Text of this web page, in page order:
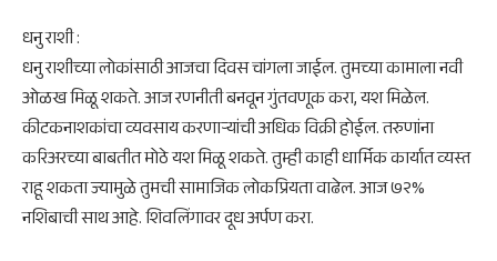
​धनु राशी :
धनु राशीच्या लोकांसाठी आजचा दिवस चांगला जाईल. तुमच्या कामाला नवी
ओळख मिळू शकते. आज रणनीती बनवून गुंतवणूक करा, यश मिळेल.
कीटकनाशकांचा व्यवसाय करणार्‍यांची अधिक विक्री होईल. तरुणांना
करिअरच्या बाबतीत मोठे यश मिळू शकते. तुम्ही काही धार्मिक कार्यात व्यस्त
राहू शकता ज्यामुळे तुमची सामाजिक लोकप्रियता वाढेल. आज ७२%
नशिबाची साथ आहे. शिवलिंगावर दूध अर्पण करा.